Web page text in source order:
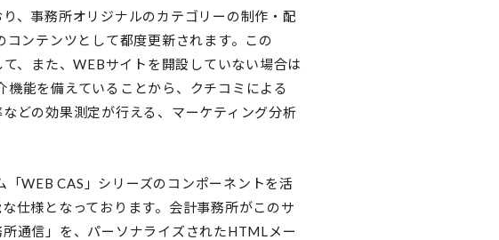
、事務所オリジナルのカテゴリーの制作・配
ンテンツとして都度更新されます。この
、また、WEBサイトを開設していない場合は
能を備えていることから、クチコミによる
どの効果測定が行える、マーケティング分析
WEB CAS」シリーズのコンポーネントを活
仕様となっております。会計事務所がこのサ
通信」を、パーソナライズされたHTMLメー